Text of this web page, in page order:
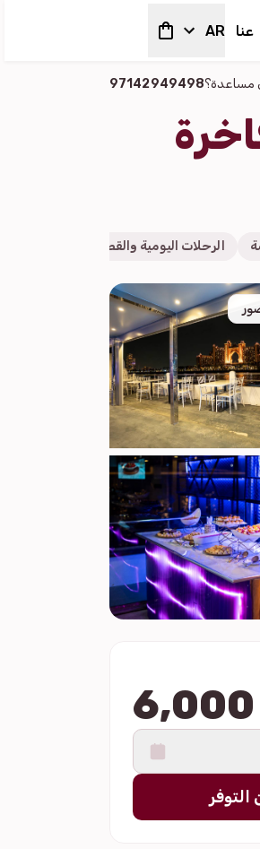
عنا AR
مساعدة؟97142949498
الرحلات اليومية والقصيرة
6,000